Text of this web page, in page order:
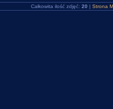
Całkowita ilość zdjęć: 20 | Strona